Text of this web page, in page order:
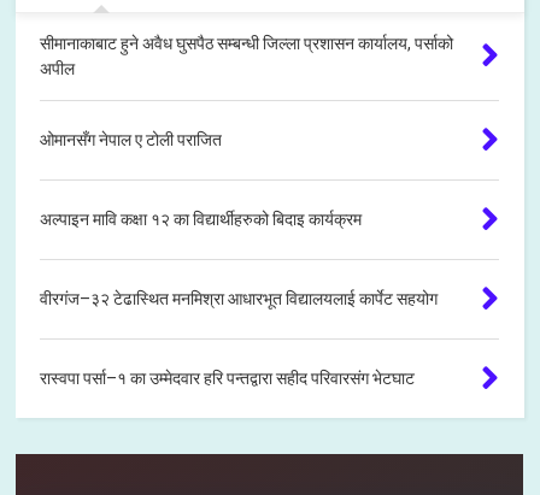
सीमानाकाबाट हुने अवैध घुसपैठ सम्बन्धी जिल्ला प्रशासन कार्यालय, पर्साको
अपील
ओमानसँग नेपाल ए टोली पराजित
अल्पाइन मावि कक्षा १२ का विद्यार्थीहरुको बिदाइ कार्यक्रम
वीरगंज–३२ टेढास्थित मनमिश्रा आधारभूत विद्यालयलाई कार्पेट सहयोग
रास्वपा पर्सा–१ का उम्मेदवार हरि पन्तद्वारा सहीद परिवारसंग भेटघाट